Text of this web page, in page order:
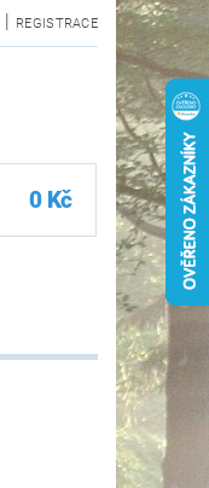
| REGISTRACE
0 Kč